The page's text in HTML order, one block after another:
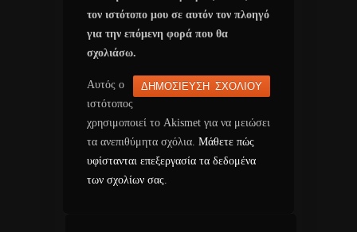
τον ιστότοπο μου σε αυτόν τον πλοηγό
για την επόμενη φορά που θα
σχολιάσω.
Αυτός ο
ιστότοπος
χρησιμοποιεί το Akismet για να μειώσει
τα ανεπιθύμητα σχόλια. Μάθετε πώς
υφίστανται επεξεργασία τα δεδομένα
των σχολίων σας.